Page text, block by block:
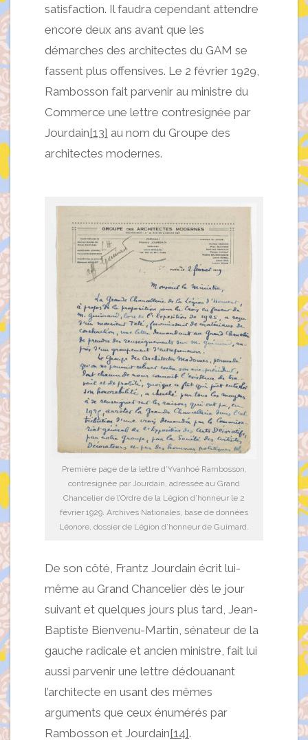
satisfaction. Il faudra cependant attendre
encore deux ans avant que les
démarches des architectes du GAM se
fassent plus offensives. Le 2 février 1929,
Rambosson fait parvenir au ministre du
Commerce une lettre contresignée par
Jourdain[13] au nom du Groupe des
architectes modernes.
Première page de la lettre d’Yvanhoé Rambosson,
contresignée par Jourdain, adressée au Grand
Chancelier de l’Ordre de la Légion d’honneur le 2
février 1929. Archives Nationales, base de données
Léonore, dossier de Légion d’honneur de Guimard.
De son côté, Frantz Jourdain écrit lui-
même au Grand Chancelier dès le jour
suivant et quelques jours plus tard, Jean-
Baptiste Bienvenu-Martin, sénateur de la
gauche radicale et ancien ministre, fait lui
aussi parvenir une lettre dédouanant
l’architecte en usant des mêmes
arguments que ceux énumérés par
Rambosson et Jourdain[14].